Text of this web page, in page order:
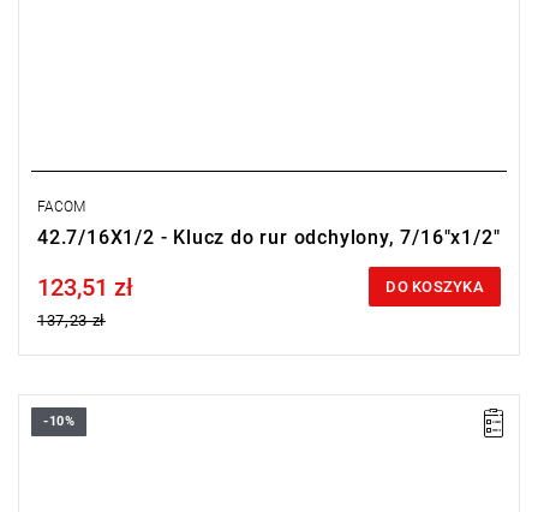
FACOM
42.7/16X1/2 - Klucz do rur odchylony, 7/16"x1/2"
Price tax included
123,51 zł
137,23 zł
DO KOSZYKA
Rozmiar: 9/16"x5/8",
-10%